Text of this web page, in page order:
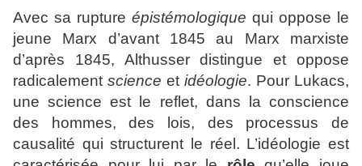
Avec sa rupture épistémologique qui oppose le
jeune Marx d’avant 1845 au Marx marxiste
d’après 1845, Althusser distingue et oppose
radicalement science et idéologie. Pour Lukacs,
une science est le reflet, dans la conscience
des hommes, des lois, des processus de
causalité qui structurent le réel. L’idéologie est